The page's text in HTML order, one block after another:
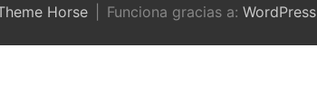
Horse Funciona gracias a: WordPress